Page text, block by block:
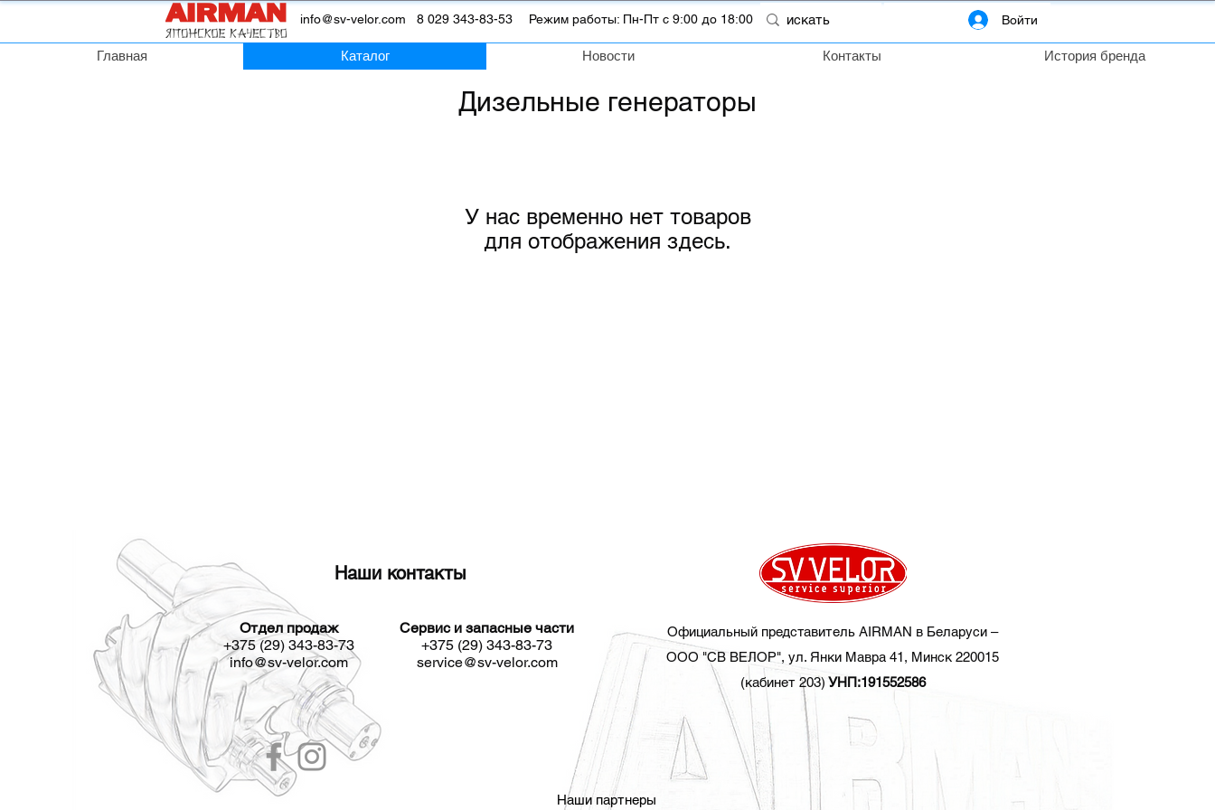
info@sv-velor.com 8 029 343-83-53 Режим работы: Пн-Пт с 9:00 до 18:00 Войти
Главная Каталог Новости Контакты История бренда
Дизельные генераторы
У нас временно нет товаров
для отображения здесь.
Наши контакты
Отдел продаж
+375 (29) 343-83-73
info@sv-velor.com
Сервис и запасные части​
+375 (29) 343-83-73
service@sv-velor.com
Официальный представитель AIRMAN в Беларуси –
ООО "СВ ВЕЛОР", ул. Янки Мавра 41, Минск 220015
(кабинет 203) УНП:191552586
Наши партнеры